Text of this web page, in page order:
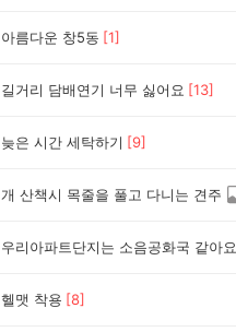
아름다운 창5동 [1]
길거리 담배연기 너무 싫어요 [13]
늦은 시간 세탁하기 [9]
개 산책시 목줄을 풀고 다니는 견주
우리아파트단지는 소음공화국 같아요
헬맷 착용 [8]